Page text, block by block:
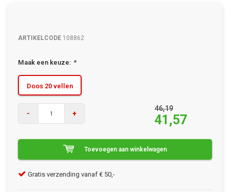
ARTIKELCODE 108862
Maak een keuze: *
Doos 20 vellen
- +
46,19
41,57
Toevoegen aan winkelwagen
Gratis verzending vanaf € 50,-